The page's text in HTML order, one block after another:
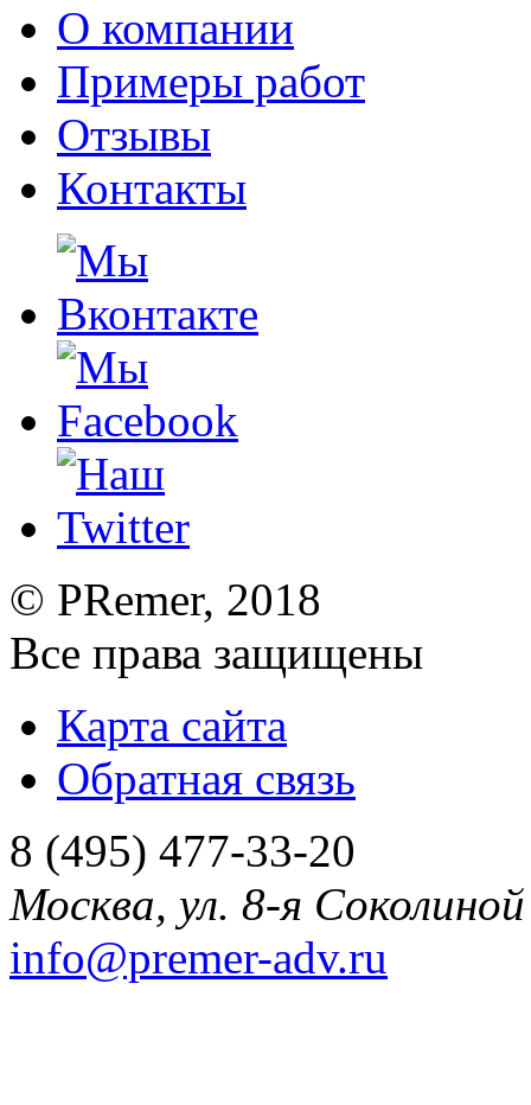
О компании
Примеры работ
Отзывы
Контакты
© PRemer, 2018
Все права защищены
Карта сайта
Обратная связь
8 (495) 477-33-20
Москва, ул. 8-я
info@premer-adv.ru